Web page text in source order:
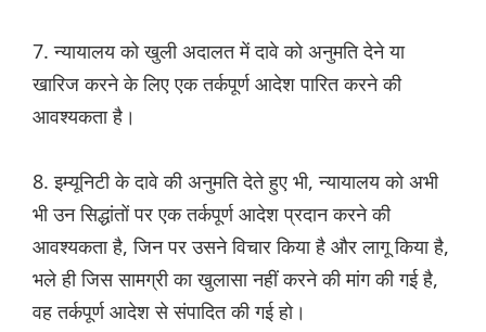
7. न्यायालय को खुली अदालत में दावे को अनुमति देने या
खारिज करने के लिए एक तर्कपूर्ण आदेश पारित करने की
आवश्यकता है।
8. इम्यूनिटी के दावे की अनुमति देते हुए भी, न्यायालय को अभी
भी उन सिद्धांतों पर एक तर्कपूर्ण आदेश प्रदान करने की
आवश्यकता है, जिन पर उसने विचार किया है और लागू किया है,
भले ही जिस सामग्री का खुलासा नहीं करने की मांग की गई है,
वह तर्कपूर्ण आदेश से संपादित की गई हो।